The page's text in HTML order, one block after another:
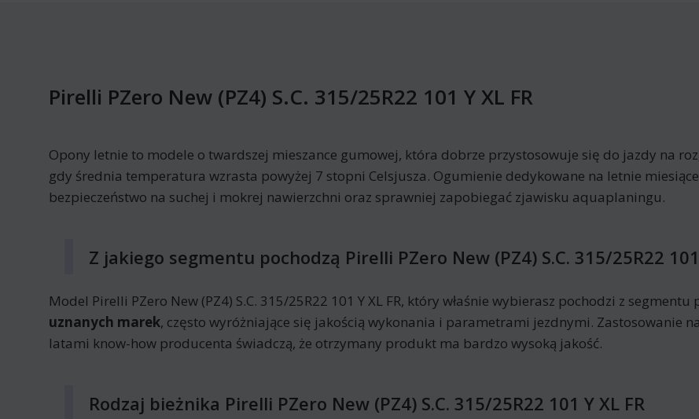
Pirelli PZero New (PZ4) S.C. 315/25R22 101 Y XL FR
Opony letnie to modele o twardszej mieszance gumowej, która dobrze przystosowuje się do jazdy na
gdy średnia temperatura wzrasta powyżej 7 stopni Celsjusza. Ogumienie dedykowane na letnie
bezpieczeństwo na suchej i mokrej nawierzchni oraz sprawniej zapobiegać zjawisku aquaplaningu.
Z jakiego segmentu pochodzą Pirelli PZero New (PZ4) S.C. 315/25R22 101
Model Pirelli PZero New (PZ4) S.C. 315/25R22 101 Y XL FR, który właśnie wybierasz pochodzi z
uznanych marek, często wyróżniające się jakością wykonania i parametrami jezdnymi. Zastosowanie
latami know-how producenta świadczą, że otrzymany produkt ma bardzo wysoką jakość.
Rodzaj bieżnika Pirelli PZero New (PZ4) S.C. 315/25R22 101 Y XL FR